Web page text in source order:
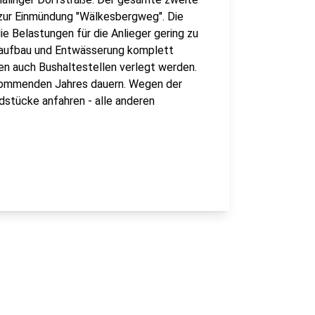
Einmündung "Wälkesbergweg". Die
Belastungen für die Anlieger gering zu
und Entwässerung komplett
auch Bushaltestellen verlegt werden.
Jahres dauern. Wegen der
anfahren - alle anderen